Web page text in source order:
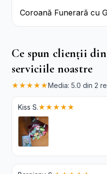
Coroană Funerară cu
Ce spun clienții
serviciile noastre
★★★★★Media: 5.0 din 2
Kiss S.★★★★★